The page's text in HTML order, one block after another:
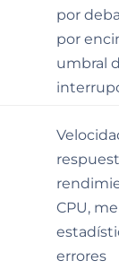
por
por
umbral
CPU,
errores